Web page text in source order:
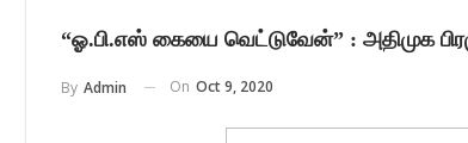
“ஓ.பி.எஸ் கையை வெட்டுவேன்” : அதிமுக
By Admin On Oct 9, 2020